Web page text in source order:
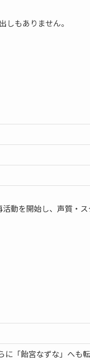
もありません。
動を開始し、声質・
に「飴宮なずな」へも転